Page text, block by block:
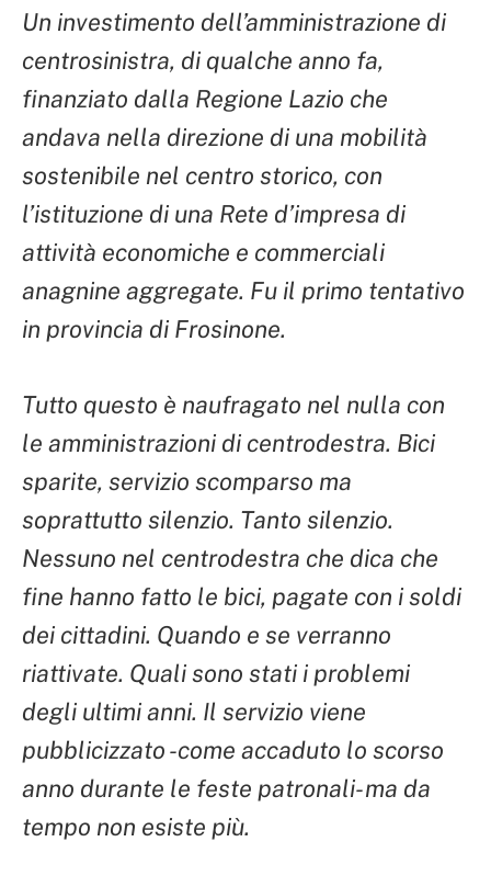
Un investimento dell’amministrazione di
centrosinistra, di qualche anno fa,
finanziato dalla Regione Lazio che
andava nella direzione di una mobilità
sostenibile nel centro storico, con
l’istituzione di una Rete d’impresa di
attività economiche e commerciali
anagnine aggregate. Fu il primo tentativo
in provincia di Frosinone.
Tutto questo è naufragato nel nulla con
le amministrazioni di centrodestra. Bici
sparite, servizio scomparso ma
soprattutto silenzio. Tanto silenzio.
Nessuno nel centrodestra che dica che
fine hanno fatto le bici, pagate con i soldi
dei cittadini. Quando e se verranno
riattivate. Quali sono stati i problemi
degli ultimi anni. Il servizio viene
pubblicizzato -come accaduto lo scorso
anno durante le feste patronali- ma da
tempo non esiste più.